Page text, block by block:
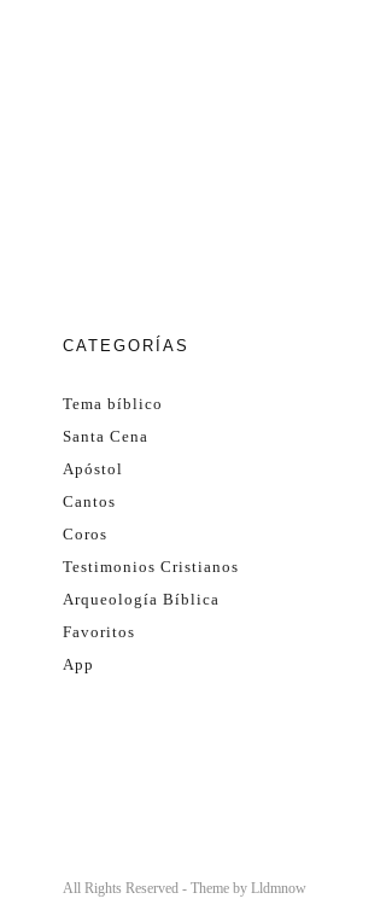
CATEGORÍAS
Tema bíblico
Santa Cena
Apóstol
Cantos
Coros
Testimonios Cristianos
Arqueología Bíblica
Favoritos
App
All Rights Reserved - Theme by Lldmnow